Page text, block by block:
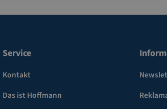
Service
Kontakt
Das ist Hoffmann